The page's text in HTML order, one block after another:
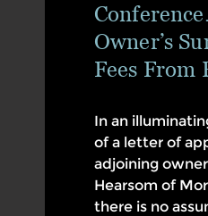
Owner’s
Fees From
In an
of a letter of
adjoining
Hearsom of
there is no